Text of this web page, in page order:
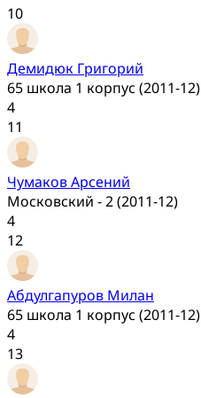
10
Демидюк Григорий
65 школа 1 корпус (2011-12)
4
11
Чумаков Арсений
Московский - 2 (2011-12)
4
12
Абдулгапуров Милан
65 школа 1 корпус (2011-12)
4
13